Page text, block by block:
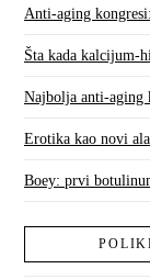
Anti-aging
Šta kada kalcijum-
Najbolja anti-aging
Erotika kao novi
Boey: prvi